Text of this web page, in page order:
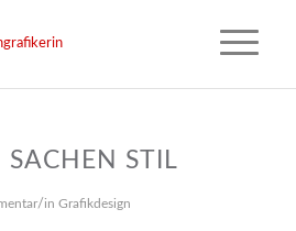
SACHEN STIL
/in Grafikdesign